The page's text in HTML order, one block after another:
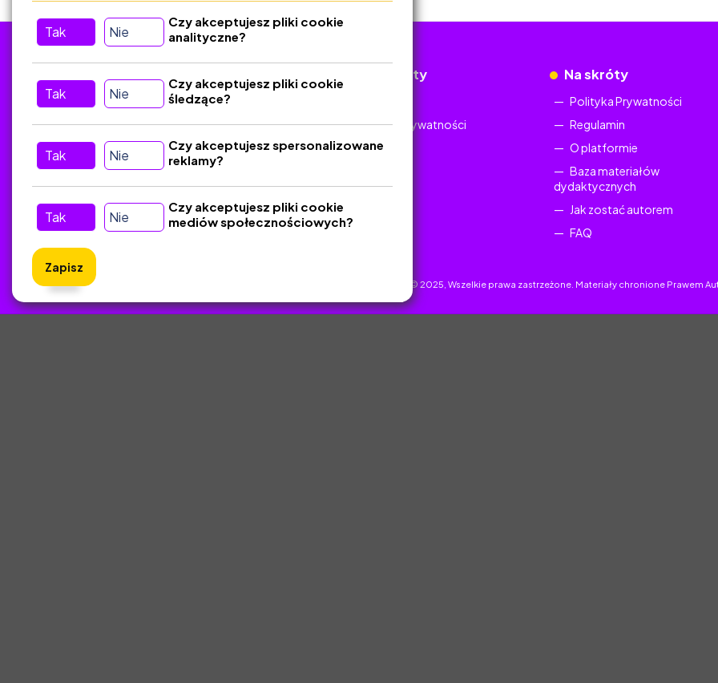
Kontakt
Dokumenty
Polityka Prywatności
Na skróty
Polityka Prywatności
Regulamin
O platformie
Baza materiałów
dydaktycznych
Jak zostać autorem
FAQ
ZlotyNauczyciel.pl © 2025, Wszelkie prawa zastrzeżone. Materiały chronione Prawem
Tak Nie
Czy akceptujesz pliki cookie
analityczne?
Tak Nie
Czy akceptujesz pliki cookie
śledzące?
Tak Nie
Czy akceptujesz spersonalizowane
reklamy?
Tak Nie
Czy akceptujesz pliki cookie
mediów społecznościowych?
Zapisz